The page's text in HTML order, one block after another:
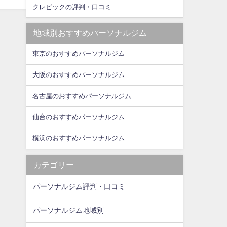
クレビックの評判・口コミ
地域別おすすめパーソナルジム
東京のおすすめパーソナルジム
大阪のおすすめパーソナルジム
名古屋のおすすめパーソナルジム
仙台のおすすめパーソナルジム
横浜のおすすめパーソナルジム
カテゴリー
パーソナルジム評判・口コミ
パーソナルジム地域別